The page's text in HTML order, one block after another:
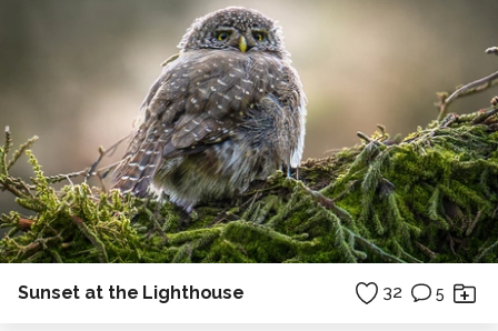
Sunset at the Lighthouse 32 5